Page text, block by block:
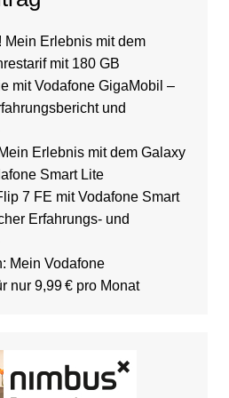
Mein Erlebnis mit dem
mit 180 GB
mit Vodafone GigaMobil –
und
Erlebnis mit dem Galaxy
Smart Lite
7 FE mit Vodafone Smart
Erfahrungs- und
Mein Vodafone
nur 9,99 € pro Monat